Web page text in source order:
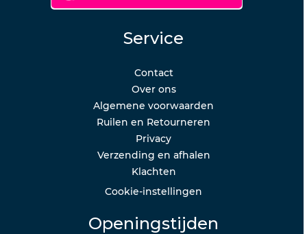
Service
Contact
Over ons
Algemene voorwaarden
Ruilen en Retourneren
Privacy
Verzending en afhalen
Klachten
Cookie-instellingen
Openingstijden